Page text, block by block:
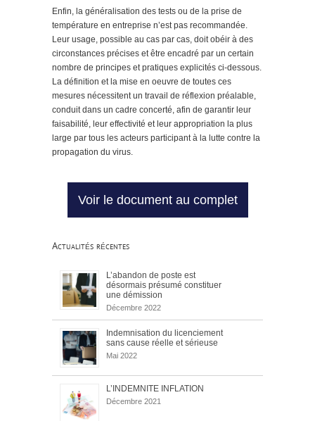
Enfin, la généralisation des tests ou de la prise de
température en entreprise n’est pas recommandée.
Leur usage, possible au cas par cas, doit obéir à des
circonstances précises et être encadré par un certain
nombre de principes et pratiques explicités ci-dessous.
La définition et la mise en oeuvre de toutes ces
mesures nécessitent un travail de réflexion préalable,
conduit dans un cadre concerté, afin de garantir leur
faisabilité, leur effectivité et leur appropriation la plus
large par tous les acteurs participant à la lutte contre la
propagation du virus.
Voir le document au complet
Actualités récentes
L’abandon de poste est
désormais présumé constituer
une démission
Décembre 2022
Indemnisation du licenciement
sans cause réelle et sérieuse
Mai 2022
L’INDEMNITE INFLATION
Décembre 2021